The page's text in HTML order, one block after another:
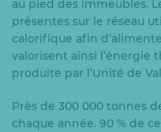
au pied des immeubles.
présentes sur le réseau
calorifique afin
valorisent ainsi l’énergie
produite par l’Unité de
Près de 300 000 tonnes
chaque année. 90 % de